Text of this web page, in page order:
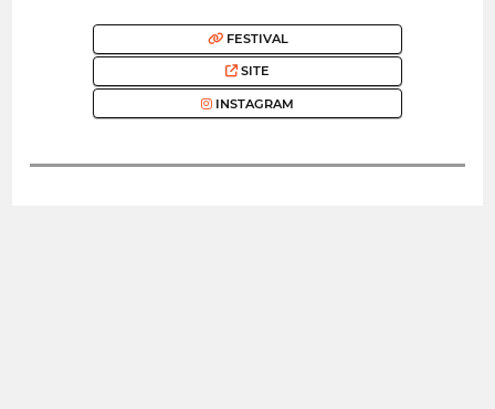
FESTIVAL
SITE
INSTAGRAM